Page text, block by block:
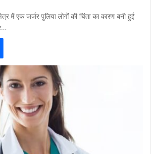
में एक जर्जर पुलिया लोगों की चिंता का कारण बनी हुई